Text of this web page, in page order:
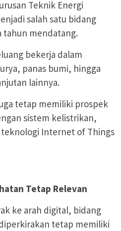
Teknik Energi
salah satu bidang
tahun mendatang.
bekerja dalam
panas bumi, hingga
lainnya.
tetap memiliki prospek
sistem kelistrikan,
Internet of Things
Tetap Relevan
ke arah digital, bidang
tetap memiliki